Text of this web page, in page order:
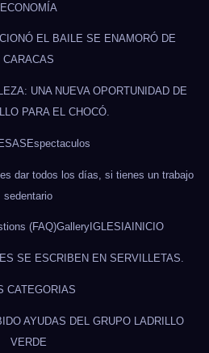
ECONOMÍA
EL BAILE SE ENAMORÓ DE
CARACAS
UNA NUEVA OPORTUNIDAD DE
PARA EL CHOCÓ.
Espectaculos
dar todos los días, si tienes un trabajo
sedentario
(FAQ)GalleryIGLESIAINICIO
SE ESCRIBEN EN SERVILLETAS.
CATEGORIAS
AYUDAS DEL GRUPO LADRILLO
VERDE